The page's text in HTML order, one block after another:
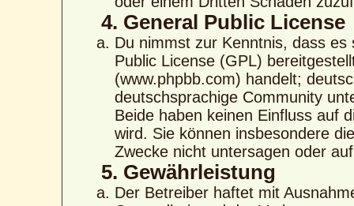
4. General Public License
Du nimmst zur Kenntnis, dass
Public License (GPL)
(www.phpbb.com) handelt;
deutschsprachige Community
Beide haben keinen Einfluss auf
wird. Sie können insbesondere
Zwecke nicht untersagen oder
5. Gewährleistung
Der Betreiber haftet mit